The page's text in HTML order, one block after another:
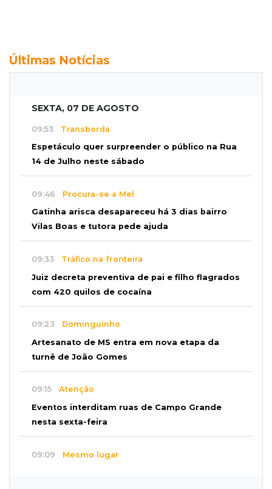
Últimas Notícias
SEXTA, 07 DE AGOSTO
09:53 Transborda
Espetáculo quer surpreender o público na Rua
14 de Julho neste sábado
09:46 Procura-se a Mel
Gatinha arisca desapareceu há 3 dias bairro
Vilas Boas e tutora pede ajuda
09:33 Tráfico na fronteira
Juiz decreta preventiva de pai e filho flagrados
com 420 quilos de cocaína
09:23 Dominguinho
Artesanato de MS entra em nova etapa da
turnê de João Gomes
09:15 Atenção
Eventos interditam ruas de Campo Grande
nesta sexta-feira
09:09 Mesmo lugar